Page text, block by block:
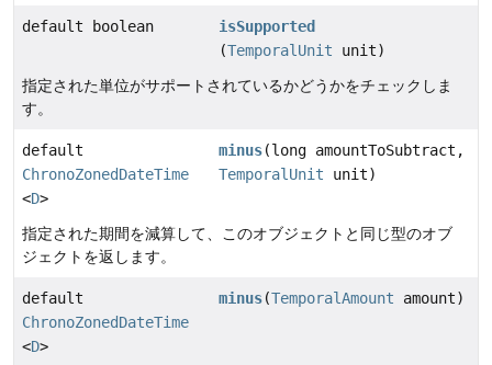
default boolean
isSupported
(TemporalUnit unit)
指定された単位がサポートされているかどうかをチェックしま
す。
default
ChronoZonedDateTime
<D>
minus(long amountToSubtract,
TemporalUnit unit)
指定された期間を減算して、このオブジェクトと同じ型のオブ
ジェクトを返します。
default
ChronoZonedDateTime
<D>
minus(TemporalAmount amount)